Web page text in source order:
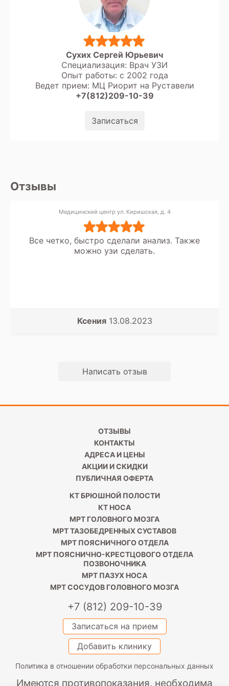
Сухих Сергей Юрьевич
Специализация: Врач УЗИ
Опыт работы: с 2002 года
Ведет прием: МЦ Риорит на Руставели
+7(812)209-10-39
Записаться
Отзывы
Медицинский центр ул. Киришская, д. 4
Все четко, быстро сделали анализ. Также
можно узи сделать.
Ксения13.08.2023
Написать отзыв
ОТЗЫВЫ
КОНТАКТЫ
АДРЕСА И ЦЕНЫ
АКЦИИ И СКИДКИ
ПУБЛИЧНАЯ ОФЕРТА
КТ БРЮШНОЙ ПОЛОСТИ
КТ НОСА
МРТ ГОЛОВНОГО МОЗГА
МРТ ТАЗОБЕДРЕННЫХ СУСТАВОВ
МРТ ПОЯСНИЧНОГО ОТДЕЛА
МРТ ПОЯСНИЧНО-КРЕСТЦОВОГО ОТДЕЛА
ПОЗВОНОЧНИКА
МРТ ПАЗУХ НОСА
МРТ СОСУДОВ ГОЛОВНОГО МОЗГА
+7 (812) 209-10-39
Записаться на прием
Добавить клинику
Политика в отношении обработки персональных данных
Имеются противопоказания, необходима